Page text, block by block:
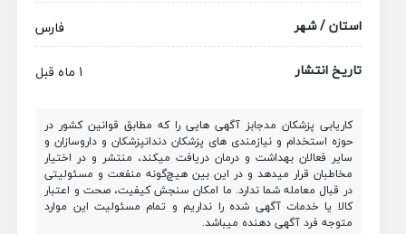
استان / شهر
فارس
تاریخ انتشار
1 ماه قبل
کاریابی پزشکان مدجابز آگهی هایی را که مطابق قوانین کشور در
حوزه استخدام و نیازمندی های پزشکان دندانپزشکان و داروسازان و
سایر فعالان بهداشت و درمان دریافت میکند، منتشر و در اختیار
مخاطبان قرار میدهد و در این بین هیچ‌گونه منفعت و مسئولیتی
در قبال معامله شما ندارد. ما امکان سنجش کیفیت، صحت و اعتبار
کالا یا خدمات آگهی شده را نداریم و تمام مسئولیت این موارد
متوجه فرد آگهی دهنده میباشد.